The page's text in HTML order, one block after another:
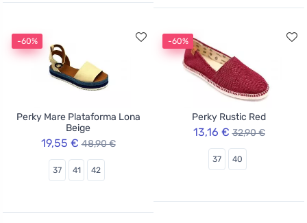
-60%
Perky Mare Plataforma Lona
Beige
19,55 € 48,90 €
37 41 42
-60%
Perky Rustic Red
13,16 € 32,90 €
37 40